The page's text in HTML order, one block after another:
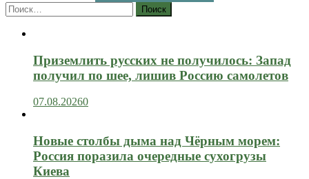
Найти:
Приземлить русских не получилось: Запад
получил по шее, лишив Россию самолетов
07.08.20260
Новые столбы дыма над Чёрным морем:
Россия поразила очередные сухогрузы
Киева